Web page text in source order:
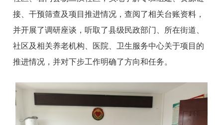
接、干预筛查及项目推进情况，查阅了相关台账资料，
并开展了调研座谈，听取了县级民政部门、所在街道、
社区及相关养老机构、医院、卫生服务中心关于项目的
推进情况，并对下步工作明确了方向和任务。